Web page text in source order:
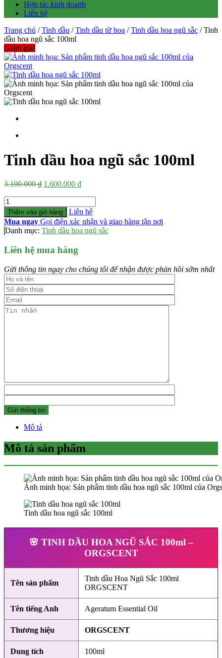
Hợp tác kinh doanh
Liên hệ
Trang chủ /Tinh dầu /Tinh dầu từ hoa /Tinh dầu hoa ngũ sắc / Tinh
dầu hoa ngũ sắc 100ml
Giảm giá!
Tinh dầu hoa ngũ sắc 100ml
3.100.000₫ Giá
3.100.000 ₫.
1.600.000 ₫Giá
là:
1.600.000 ₫.
Số
lượng
Thêm vào giỏ hàng
Liên hệ
Mua ngay Gọi điện xác nhận và giao hàng tận nơi
Danh mục: Tinh dầu hoa ngũ sắc
Liên hệ mua hàng
Gửi thông tin ngay cho chúng tôi để nhận được phản hồi sớm nhất
Mô tả
Mô tả sản phẩm
Ảnh minh họa: Sản phẩm tinh dầu hoa ngũ sắc 100ml của
Tinh dầu hoa ngũ sắc 100ml
🌸 TINH DẦU HOA NGŨ SẮC 100ml –
ORGSCENT
Tên sản phẩm
Tinh dầu Hoa Ngũ Sắc 100ml
ORGSCENT
Tên tiếng Anh Ageratum Essential Oil
Thương hiệu ORGSCENT
Dung tích 100ml